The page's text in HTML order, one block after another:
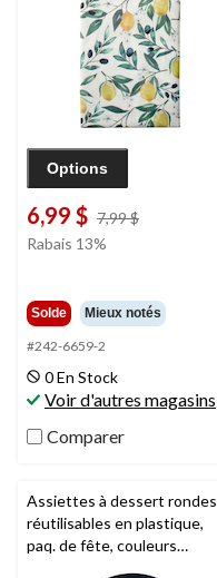
Options
6,99 $ 7,99 $
Rabais 13%
Solde Mieux notés
#242-6659-2
0 En Stock
Voir d'autres magasins
Comparer
Assiettes à dessert rondes
réutilisables en plastique,
paq. de fête, couleurs